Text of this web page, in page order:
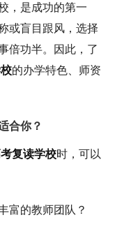
，是成功的第一
或盲目跟风，选择
倍功半。因此，了
的办学特色、师资
合你？
复读学校时，可以
富的教师团队？